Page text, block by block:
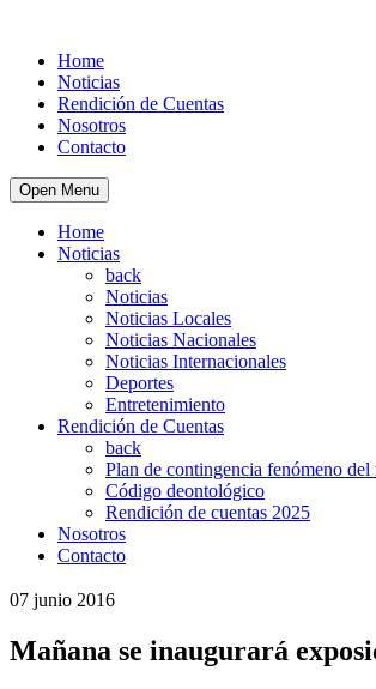
Home
Noticias
Rendición de Cuentas
Nosotros
Contacto
Open Menu
Home
Noticias
back
Noticias
Noticias Locales
Noticias Nacionales
Noticias Internacionales
Deportes
Entretenimiento
Rendición de Cuentas
back
Plan de contingencia fenómeno del
Código deontológico
Rendición de cuentas 2025
Nosotros
Contacto
07 junio 2016
Mañana se inaugurará